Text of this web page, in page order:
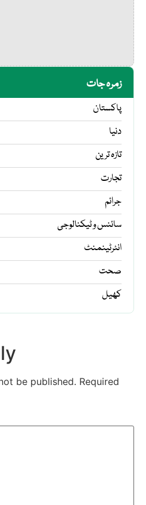
زمرہ جات
پاکستان
دنیا
تازہ ترین
تجارت
جرائم
سائنس و ٹیکنالوجی
انٹرٹینمنٹ
صحت
کھیل
be published. Required